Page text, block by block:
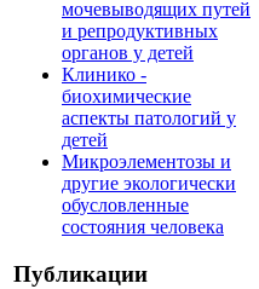
мочевыводящих путей
и репродуктивных
органов у детей
Клинико -
биохимические
аспекты патологий у
детей
Микроэлементозы и
другие экологически
обусловленные
состояния человека
Публикации